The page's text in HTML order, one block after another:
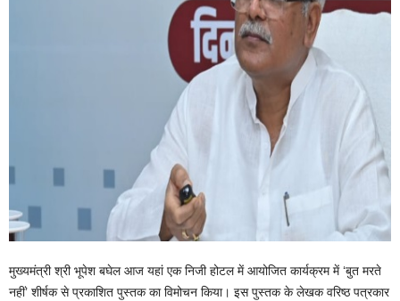
मुख्यमंत्री श्री भूपेश बघेल आज यहां एक निजी होटल में आयोजित कार्यक्रम में ‘बुत मरते
नहीं’ शीर्षक से प्रकाशित पुस्तक का विमोचन किया। इस पुस्तक के लेखक वरिष्ठ पत्रकार